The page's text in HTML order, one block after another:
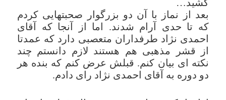
کشید…
بعد از نماز با آن دو بزرگوار صحبتهایی کردم
که تا حدی آرام شدند. اما از آنجا که آقای
احمدی نژاد طرفداران متعصبی دارد که عمدتا
از قشر مذهبی هم هستند لازم دانستم چند
نکته ای بیان کنم. قبلش عرض کنم که بنده هر
دو دوره به آقای احمدی نژاد رای دادم.